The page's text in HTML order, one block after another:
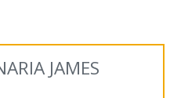
JAMES